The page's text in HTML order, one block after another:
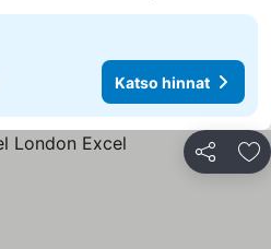
Katso hinnat
Jaa